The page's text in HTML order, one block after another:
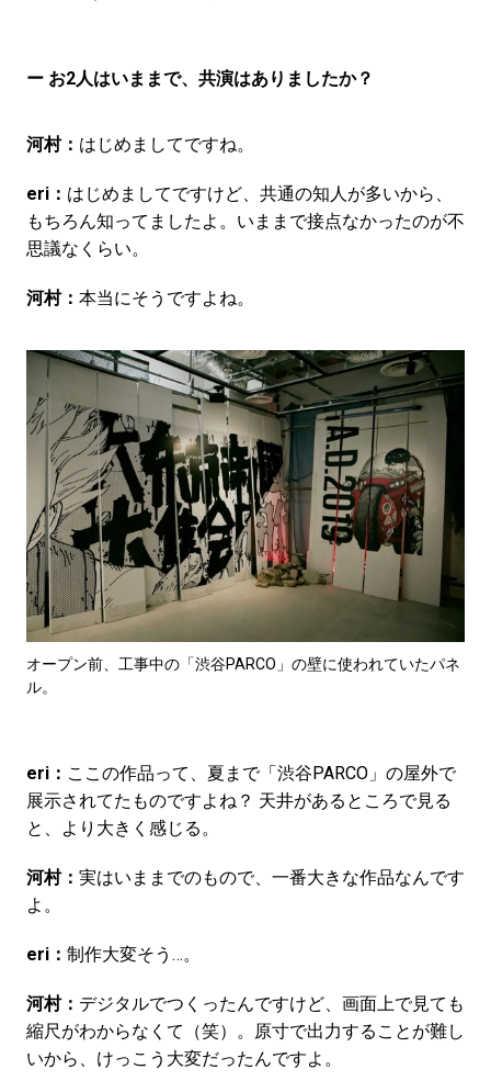
ー お2人はいままで、共演はありましたか？
河村： はじめましてですね。
eri： はじめましてですけど、共通の知人が多いから、
もちろん知ってましたよ。いままで接点なかったのが不
思議なくらい。
河村： 本当にそうですよね。
オープン前、工事中の「渋谷PARCO」の壁に使われていたパネ
ル。
eri： ここの作品って、夏まで「渋谷PARCO」の屋外で
展示されてたものですよね？ 天井があるところで見る
と、より大きく感じる。
河村： 実はいままでのもので、一番大きな作品なんです
よ。
eri： 制作大変そう…。
河村： デジタルでつくったんですけど、画面上で見ても
縮尺がわからなくて（笑）。原寸で出力することが難し
いから、けっこう大変だったんですよ。